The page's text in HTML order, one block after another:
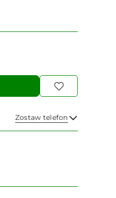
Zostaw telefon
Wyślij